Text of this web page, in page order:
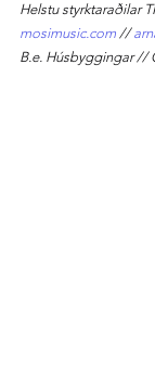
Helstu styrktaraðilar
mosimusic.com //
B.e. Húsbyggingar //